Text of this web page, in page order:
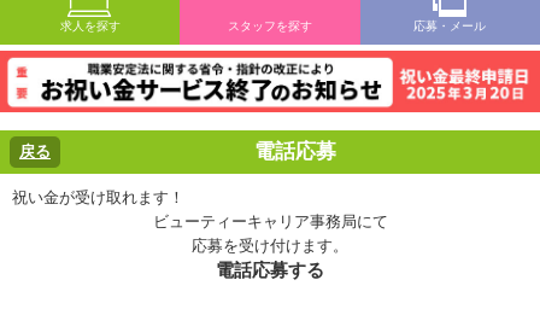
求人を探す スタッフを探す 応募・メール
戻る 電話応募
祝い金が受け取れます！
ビューティーキャリア事務局にて
応募を受け付けます。
電話応募する